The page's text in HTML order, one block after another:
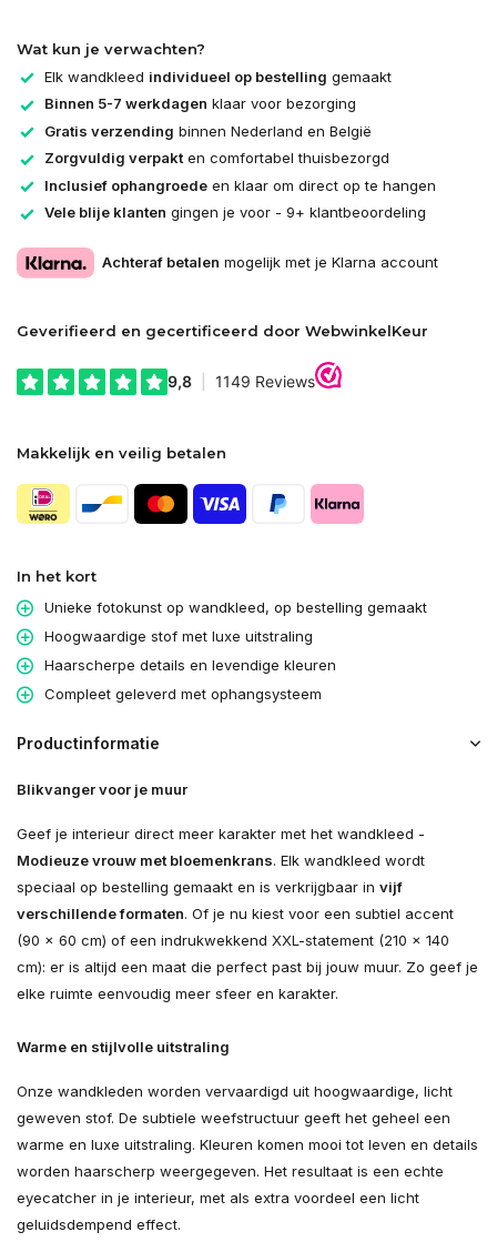
Wat kun je verwachten?
Elk wandkleed individueel op bestelling gemaakt
Binnen 5-7 werkdagen klaar voor bezorging
Gratis verzending binnen Nederland en België
Zorgvuldig verpakten comfortabel thuisbezorgd
Inclusief ophangroede en klaar om direct op te hangen
Vele blije klanten gingen je voor - 9+ klantbeoordeling
Achteraf betalen mogelijk met je Klarna account
Geverifieerd en gecertificeerd door WebwinkelKeur
Makkelijk en veilig betalen
In het kort
Unieke fotokunst op wandkleed, op bestelling gemaakt
Hoogwaardige stof met luxe uitstraling
Haarscherpe details en levendige kleuren
Compleet geleverd met ophangsysteem
Productinformatie
Blikvanger voor je muur
Geef je interieur direct meer karakter met het wandkleed -
Modieuze vrouw met bloemenkrans. Elk wandkleed wordt
speciaal op bestelling gemaakt en is verkrijgbaar in vijf
verschillende formaten. Of je nu kiest voor een subtiel accent
(90 × 60 cm) of een indrukwekkend XXL-statement (210 × 140
cm): er is altijd een maat die perfect past bij jouw muur. Zo geef je
elke ruimte eenvoudig meer sfeer en karakter.
Warme en stijlvolle uitstraling
Onze wandkleden worden vervaardigd uit hoogwaardige, licht
geweven stof. De subtiele weefstructuur geeft het geheel een
warme en luxe uitstraling. Kleuren komen mooi tot leven en details
worden haarscherp weergegeven. Het resultaat is een echte
eyecatcher in je interieur, met als extra voordeel een licht
geluidsdempend effect.